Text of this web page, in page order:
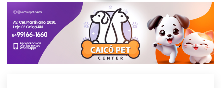
g
t
i
o
n